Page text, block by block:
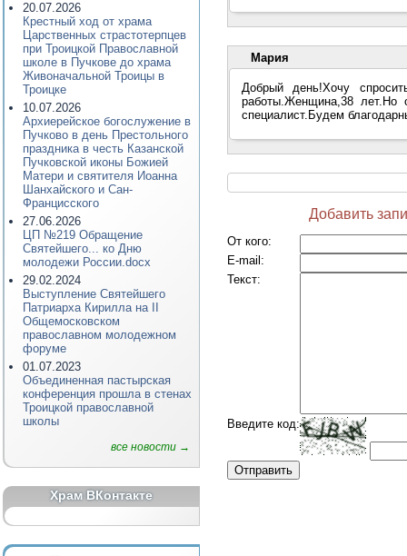
20.07.2026
Крестный ход от храма
Царственных страстотерпцев
при Троицкой Православной
школе в Пучкове до храма
Живоначальной Троицы в
Троицке
10.07.2026
Архиерейское богослужение в
Пучково в день Престольного
праздника в честь Казанской
Пучковской иконы Божией
Матери и святителя Иоанна
Шанхайского и Сан-
Францисского
27.06.2026
ЦП №219 Обращение
Святейшего... ко Дню
молодежи России.docx
29.02.2024
Выступление Святейшего
Патриарха Кирилла на II
Общемосковском
православном молодежном
форуме
01.07.2023
Объединенная пастырская
конференция прошла в стенах
Троицкой православной
школы
все новости →
Храм ВКонтакте
Мария
Добрый день!Хочу
работы.Женщина,38 лет.Но
специалист.Будем
Добавить
От кого:
E-mail :
Текст:
Введите код: